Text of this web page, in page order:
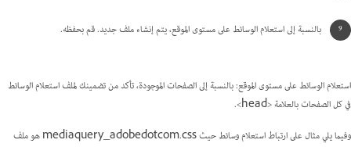
بالنسبة إلى استعلام الوسائط على مستوى الموقع، يتم إنشاء ملف جديد. قم بحفظه.
استعلام الوسائط على مستوى الموقع: بالنسبة إلى الصفحات الموجودة، تأكد من تضمينك لملف استعلام الوسائط
في كل الصفحات بالعلامة <head>.
وفيما يلي مثال على ارتباط استعلام وسائط حيث mediaquery_adobedotcom.css هو ملف